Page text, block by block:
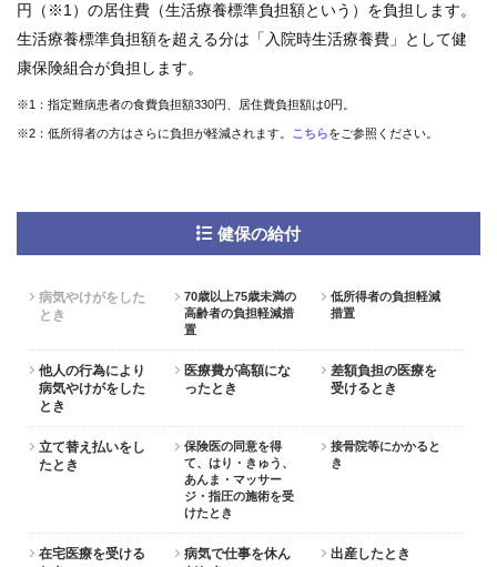
円（※1）の居住費（生活療養標準負担額という）を負担します。
生活療養標準負担額を超える分は「入院時生活療養費」として健
康保険組合が負担します。
※1：指定難病患者の食費負担額330円、居住費負担額は0円。
※2：低所得者の方はさらに負担が軽減されます。 こちらをご参照ください。
健保の給付
病気やけがをした
とき
70歳以上75歳未満の
高齢者の負担軽減措
置
低所得者の負担軽減
措置
他人の行為により
病気やけがをした
とき
医療費が高額にな
ったとき
差額負担の医療を
受けるとき
立て替え払いをし
たとき
保険医の同意を得
て、はり・きゅう、
あんま・マッサー
ジ・指圧の施術を受
けたとき
接骨院等にかかると
き
在宅医療を受ける
病気で仕事を休ん
出産したとき